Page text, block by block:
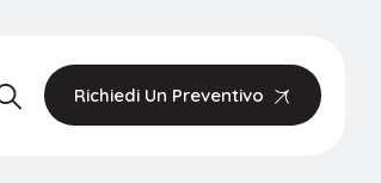
Richiedi Un Preventivo